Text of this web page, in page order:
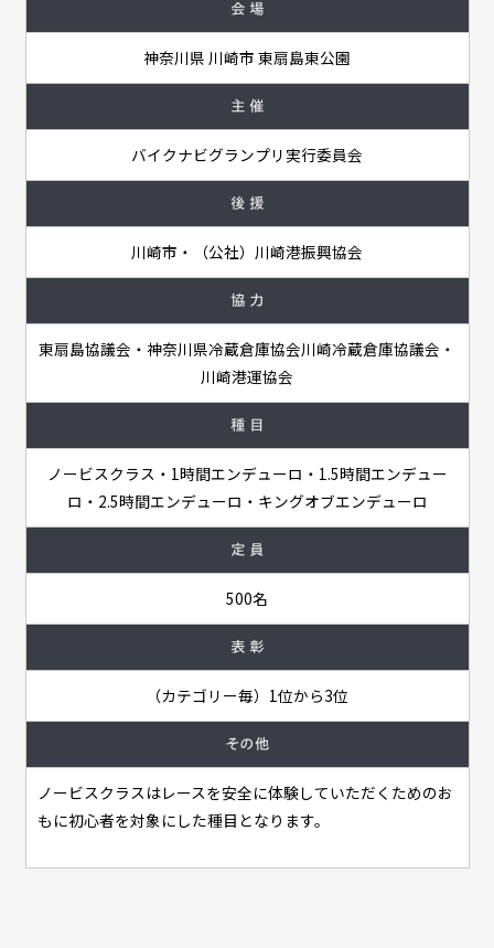
会 場
神奈川県 川崎市 東扇島東公園
主 催
バイクナビグランプリ実行委員会
後 援
川崎市・（公社）川崎港振興協会
協 力
東扇島協議会・神奈川県冷蔵倉庫協会川崎冷蔵倉庫協議会・
川崎港運協会
種 目
ノービスクラス・1時間エンデューロ・1.5時間エンデュー
ロ・2.5時間エンデューロ・キングオブエンデューロ
定 員
500名
表 彰
（カテゴリー毎）1位から3位
その他
ノービスクラスはレースを安全に体験していただくためのお
もに初心者を対象にした種目となります。